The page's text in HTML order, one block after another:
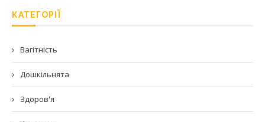
КАТЕГОРІЇ
Вагітність
Дошкільнята
Здоров'я